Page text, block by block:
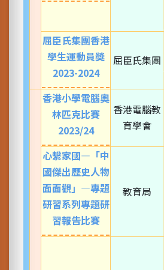
屈臣氏集團香港
學生運動員獎
2023-2024
屈臣氏集團
香港小學電腦奧
林匹克比賽
2023/24
香港電腦教
育學會
心繫家國—「中
國傑出歷史人物
面面觀」—專題
研習系列專題研
習報告比賽
教育局